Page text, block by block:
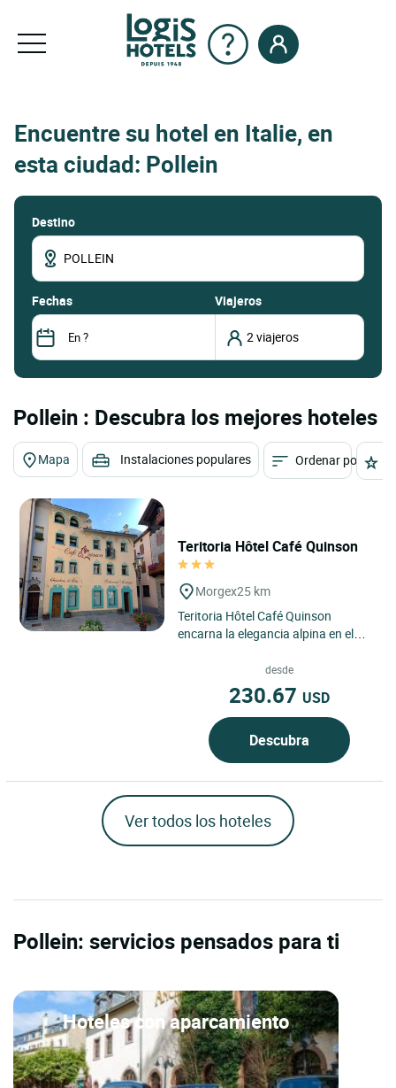
Encuentre su hotel en Italie, en
esta ciudad: Pollein
Destino
fechas Viajeros
Pollein : Descubra los mejores hoteles
Mapa Instalaciones populares Ordenar por
Teritoria Hôtel Café Quinson
Morgex25 km
Teritoria Hôtel Café Quinson
encarna la elegancia alpina en el
Aosta en Italia, un territorio...
desde
230.67 USD
Descubra
Ver todos los hoteles
Pollein: servicios pensados para ti
Hoteles con aparcamiento